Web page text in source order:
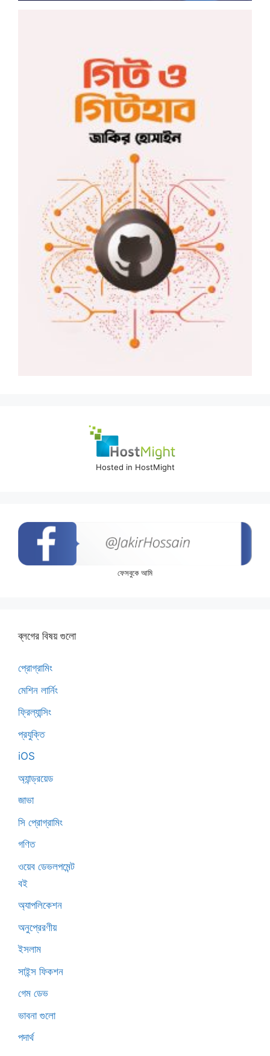
Hosted in HostMight
ফেসবুকে আমি
ব্লগের বিষয় গুলো
প্রোগ্রামিং
মেশিন লার্নিং
ফ্রিল্যান্সিং
প্রযুক্তি
iOS
অ্যান্ড্রয়েড
জাভা
সি প্রোগ্রামিং
গণিত
ওয়েব ডেভলপমেন্ট
বই
অ্যাপলিকেশন
অনুপ্রেরণীয়
ইসলাম
সাইন্স ফিকশন
গেম ডেভ
ভাবনা গুলো
পদার্থ